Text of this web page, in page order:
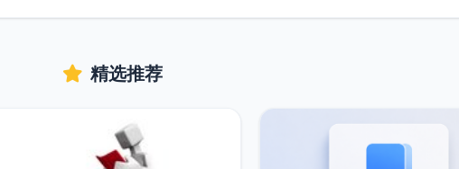
精选推荐